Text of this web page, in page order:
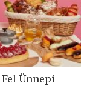
Fel Ünnepi